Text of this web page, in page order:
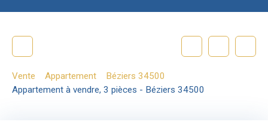
Vente Appartement
Béziers 34500
Appartement à vendre, 3 pièces - Béziers 34500